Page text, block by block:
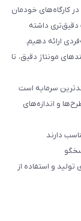
کارگاه‌های خودمان
دقیق‌تری داشته
ارائه دهیم.
مونتاژ دقیق، تا
سرمایه است
و اندازه‌های
دارند
و استفاده از